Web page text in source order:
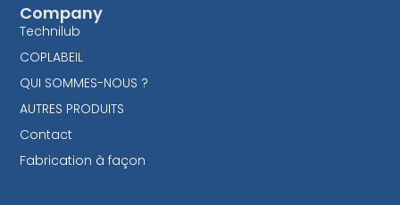
Company
Technilub
COPLABEIL
QUI SOMMES-NOUS ?
AUTRES PRODUITS
Contact
Fabrication à façon